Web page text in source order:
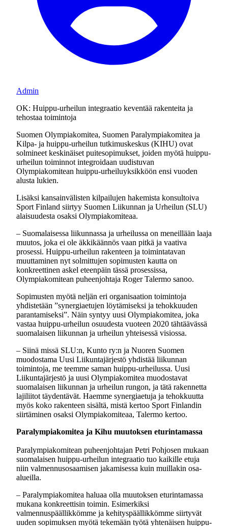
Admin
OK: Huippu-urheilun integraatio keventää rakenteita ja
tehostaa toimintoja
Suomen Olympiakomitea, Suomen Paralympiakomitea ja
Kilpa- ja huippu-urheilun tutkimuskeskus (KIHU) ovat
solmineet keskinäiset puitesopimukset, joiden myötä huippu-
urheilun toiminnot integroidaan uudistuvan
Olympiakomitean huippu-urheiluyksikköön ensi vuoden
alusta lukien.
Lisäksi kansainvälisten kilpailujen hakemista konsultoiva
Sport Finland siirtyy Suomen Liikunnan ja Urheilun (SLU)
alaisuudesta osaksi Olympiakomiteaa.
– Suomalaisessa liikunnassa ja urheilussa on meneillään laaja
muutos, joka ei ole äkkikäännös vaan pitkä ja vaativa
prosessi. Huippu-urheilun rakenteen ja toimintatavan
muuttaminen nyt solmittujen sopimusten kautta on
konkreettinen askel eteenpäin tässä prosessissa,
Olympiakomitean puheenjohtaja Roger Talermo sanoo.
Sopimusten myötä neljän eri organisaation toimintoja
yhdistetään ”synergiaetujen löytämiseksi ja tehokkuuden
parantamiseksi”. Näin syntyy uusi Olympiakomitea, joka
vastaa huippu-urheilun osuudesta vuoteen 2020 tähtäävässä
suomalaisen liikunnan ja urheilun yhteisessä visiossa.
– Siinä missä SLU:n, Kunto ry:n ja Nuoren Suomen
muodostama Uusi Liikuntajärjestö yhdistää liikunnan
toimintoja, me teemme saman huippu-urheilussa. Uusi
Liikuntajärjestö ja uusi Olympiakomitea muodostavat
suomalaisen liikunnan ja urheilun rungon, ja tätä rakennetta
lajiliitot täydentävät. Haemme synergiaetuja ja tehokkuutta
myös koko rakenteen sisältä, mistä kertoo Sport Finlandin
siirtäminen osaksi Olympiakomiteaa, Talermo kertoo.
Paralympiakomitea ja Kihu muutoksen eturintamassa
Paralympiakomitean puheenjohtajan Petri Pohjosen mukaan
suomalaisen huippu-urheilun integraatio tuo kaikille etuja
niin valmennusosaamisen jakamisessa kuin muillakin osa-
alueilla.
– Paralympiakomitea haluaa olla muutoksen eturintamassa
mukana konkreettisin toimin. Esimerkiksi
valmennuspäällikkömme ja kehityspäällikkömme siirtyvät
uuden sopimuksen myötä tekemään työtä yhtenäisen huippu-